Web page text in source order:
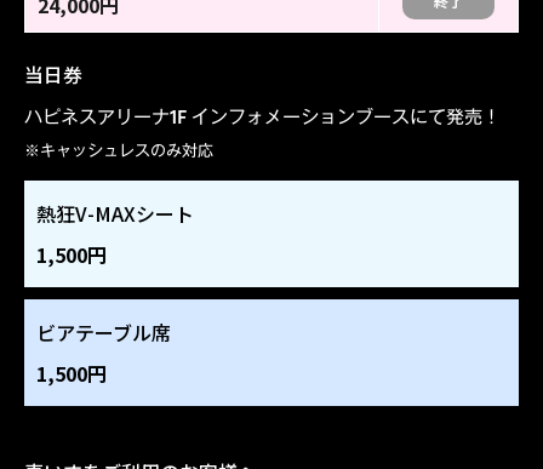
当日券
ハピネスアリーナ1F インフォメーションブースにて発売！
※キャッシュレスのみ対応
熱狂V-MAXシート
1,500円
ビアテーブル席
1,500円